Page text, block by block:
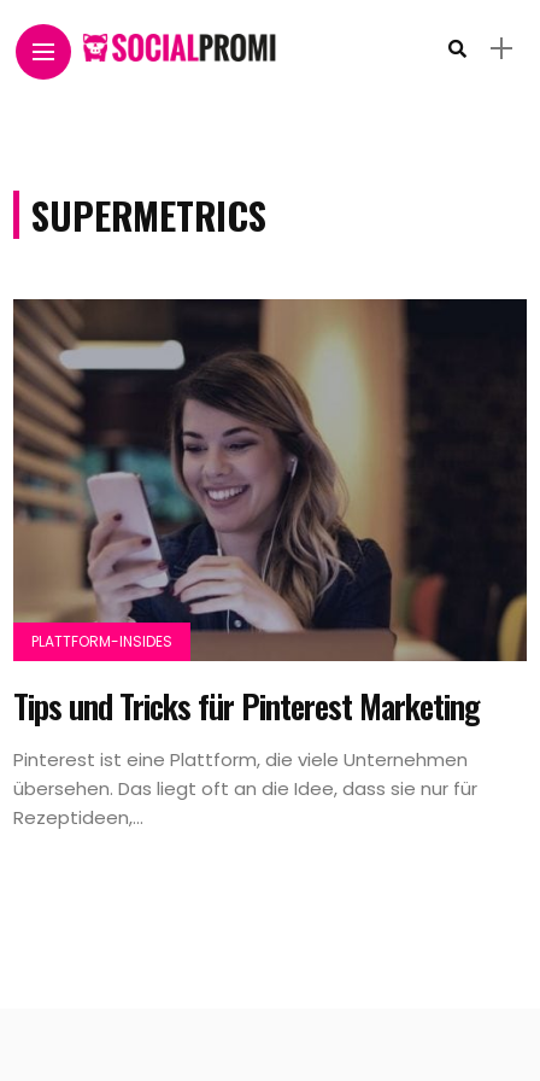
SUPERMETRICS
PLATTFORM-INSIDES
Tips und Tricks für Pinterest Marketing
Pinterest ist eine Plattform, die viele Unternehmen
übersehen. Das liegt oft an die Idee, dass sie nur für
Rezeptideen,...